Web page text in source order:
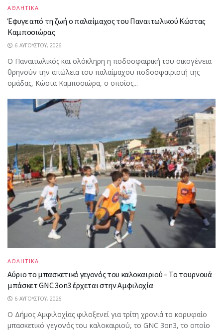
ΑΘΛΗΤΙΚΑ
Έφυγε από τη ζωή ο παλαίμαχος του Παναιτωλικού Κώστας
Καμποσιώρας
6 ΑΥΓΟΎΣΤΟΥ, 2026
Ο Παναιτωλικός και ολόκληρη η ποδοσφαιρική του οικογένεια
θρηνούν την απώλεια του παλαίμαχου ποδοσφαιριστή της
ομάδας, Κώστα Καμποσιώρα, ο οποίος...
ΑΘΛΗΤΙΚΑ
Αύριο το μπασκετικό γεγονός του καλοκαιριού – Το τουρνουά
μπάσκετ GNC 3on3 έρχεται στην Αμφιλοχία
6 ΑΥΓΟΎΣΤΟΥ, 2026
Ο Δήμος Αμφιλοχίας φιλοξενεί για τρίτη χρονιά το κορυφαίο
μπασκετικό γεγονός του καλοκαιριού, το GNC 3on3, το οποίο